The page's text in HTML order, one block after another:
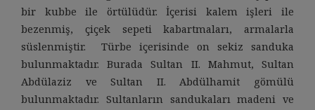
bir kubbe ile örtülüdür. İçerisi kalem işleri ile
bezenmiş, çiçek sepeti kabartmaları, armalarla
süslenmiştir. Türbe içerisinde on sekiz sanduka
bulunmaktadır. Burada Sultan II. Mahmut, Sultan
Abdülaziz ve Sultan II. Abdülhamit gömülü
bulunmaktadır. Sultanların sandukaları madeni ve